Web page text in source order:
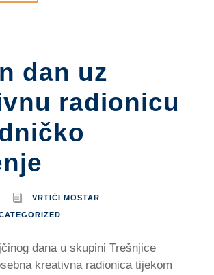
dan uz
radionicu
VRTIĆI MOSTAR
dana u skupini Trešnjice
kreativna radionica tijekom